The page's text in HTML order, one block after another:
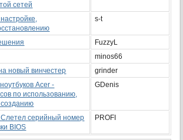
сетей
s-t
FuzzyL
minos66
новый винчестер
grinder
Acer -
по использованию,
GDenis
серийный номер
BIOS
PROFI